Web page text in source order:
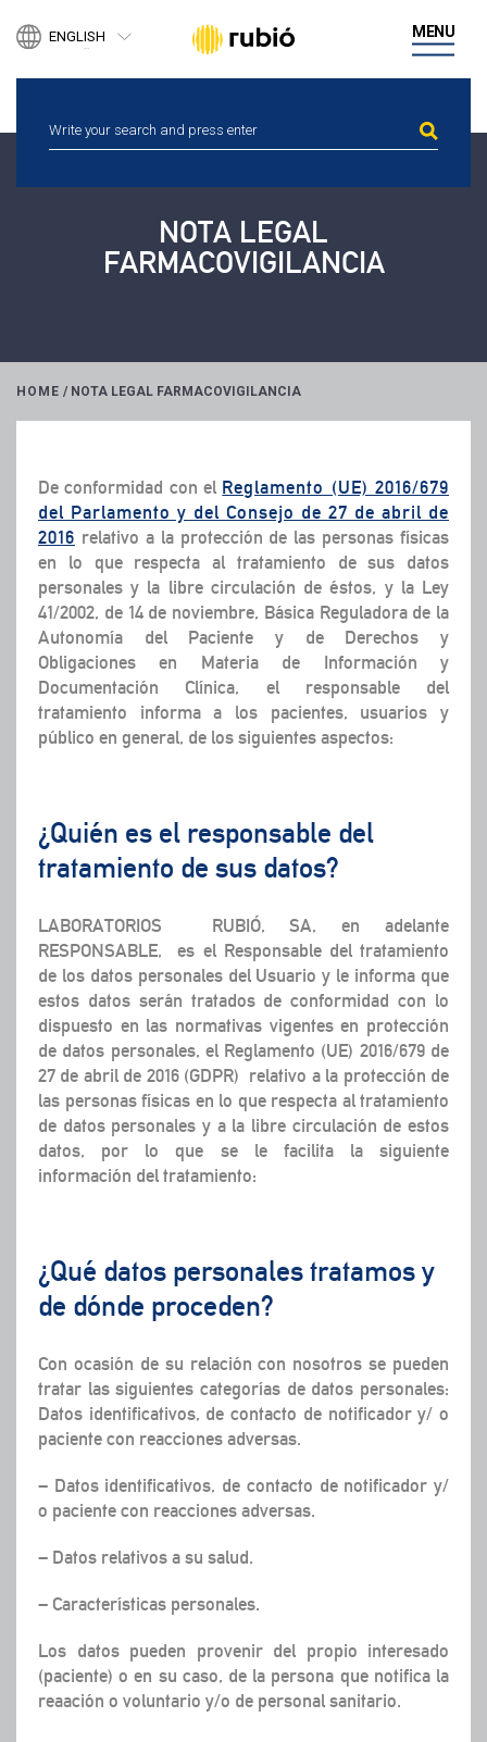
ENGLISH
MENU
BUSINESS DEVELOPMENT
ETHICAL CHANNEL
NOTA LEGAL
FARMACOVIGILANCIA
HOME / NOTA LEGAL FARMACOVIGILANCIA
De conformidad con el Reglamento (UE) 2016/679
del Parlamento y del Consejo de 27 de abril de
2016 relativo a la protección de las personas físicas
en lo que respecta al tratamiento de sus datos
personales y la libre circulación de éstos, y la Ley
41/2002, de 14 de noviembre, Básica Reguladora de la
Autonomía del Paciente y de Derechos y
Obligaciones en Materia de Información y
Documentación Clínica, el responsable del
tratamiento informa a los pacientes, usuarios y
público en general, de los siguientes aspectos:
¿Quién es el responsable del
tratamiento de sus datos?
LABORATORIOS RUBIÓ, SA, en adelante
RESPONSABLE, es el Responsable del tratamiento
de los datos personales del Usuario y le informa que
estos datos serán tratados de conformidad con lo
dispuesto en las normativas vigentes en protección
de datos personales, el Reglamento (UE) 2016/679 de
27 de abril de 2016 (GDPR) relativo a la protección de
las personas físicas en lo que respecta al tratamiento
de datos personales y a la libre circulación de estos
datos, por lo que se le facilita la siguiente
información del tratamiento:
¿Qué datos personales tratamos y
de dónde proceden?
Con ocasión de su relación con nosotros se pueden
tratar las siguientes categorías de datos personales:
Datos identificativos, de contacto de notificador y/ o
paciente con reacciones adversas.
– Datos identificativos, de contacto de notificador y/
o paciente con reacciones adversas.
– Datos relativos a su salud.
– Características personales.
Los datos pueden provenir del propio interesado
(paciente) o en su caso, de la persona que notifica la
reaación o voluntario y/o de personal sanitario.